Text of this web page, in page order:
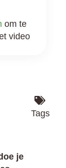
om te
video
je
Tags